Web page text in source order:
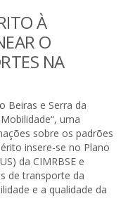
À
O
NA
Beiras e Serra da
uma
sobre os padrões
insere-se no Plano
da CIMRBSE e
de transporte da
e a qualidade da